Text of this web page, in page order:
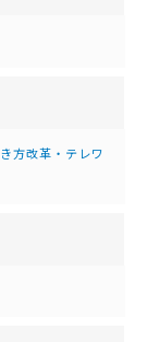
方改革・テレワ